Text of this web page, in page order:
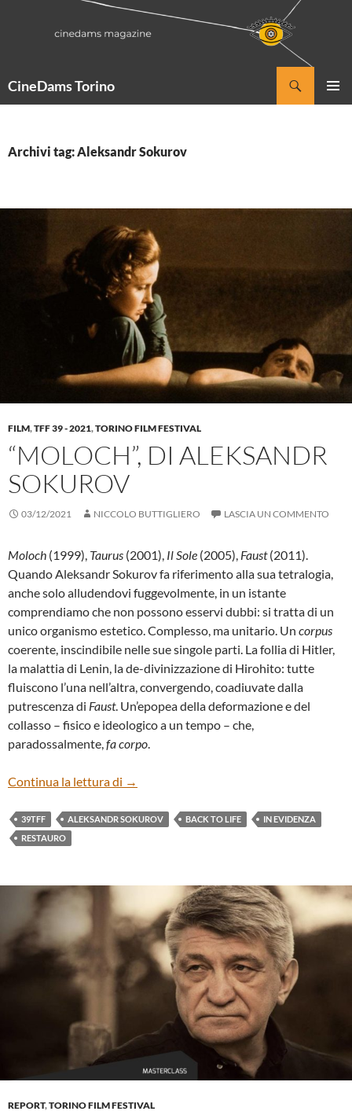
CineDams Torino
Archivi tag: Aleksandr Sokurov
FILM,TFF 39 - 2021,TORINO FILM FESTIVAL
“MOLOCH”, DI ALEKSANDR
SOKUROV
03/12/2021 NICCOLO BUTTIGLIERO LASCIA UN COMMENTO
Moloch (1999), Taurus (2001), Il Sole (2005), Faust(2011).
Quando Aleksandr Sokurov fa riferimento alla sua tetralogia,
anche solo alludendovi fuggevolmente, in un istante
comprendiamo che non possono esservi dubbi: si tratta di un
unico organismo estetico. Complesso, ma unitario. Un corpus
coerente, inscindibile nelle sue singole parti. La follia di Hitler,
la malattia di Lenin, la de-divinizzazione di Hirohito: tutte
fluiscono l’una nell’altra, convergendo, coadiuvate dalla
putrescenza di Faust. Un’epopea della deformazione e del
collasso – fisico e ideologico a un tempo – che,
paradossalmente,facorpo.
Continua la lettura di “MOLOCH”, DI ALEKSANDR SOKUROV
→
39TFF ALEKSANDR SOKUROV BACK TO LIFE
IN EVIDENZA
RESTAURO
REPORT,TORINO FILM FESTIVAL